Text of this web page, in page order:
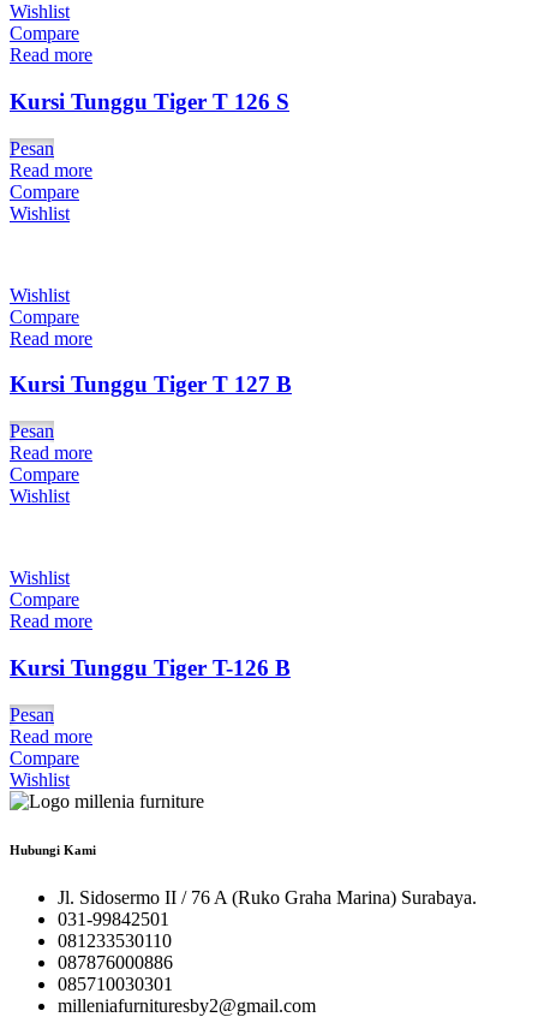
Wishlist
Compare
Read more
Kursi Tunggu Tiger T 126 S
Pesan
Read more
Compare
Wishlist
Wishlist
Compare
Read more
Kursi Tunggu Tiger T 127 B
Pesan
Read more
Compare
Wishlist
Wishlist
Compare
Read more
Kursi Tunggu Tiger T-126 B
Pesan
Read more
Compare
Wishlist
Hubungi Kami
Jl. Sidosermo II / 76 A (Ruko Graha Marina) Surabaya.
031-99842501
081233530110
087876000886
085710030301
milleniafurnituresby2@gmail.com